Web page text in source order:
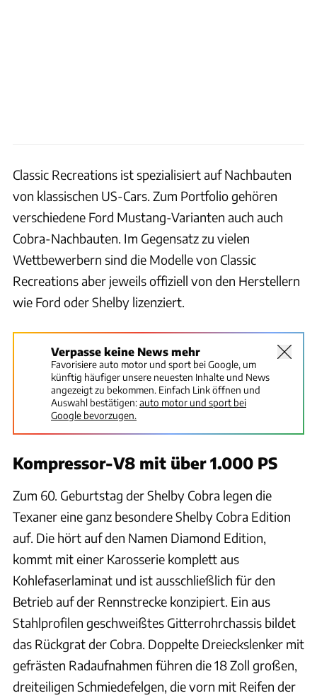
Classic Recreations ist spezialisiert auf Nachbauten
von klassischen US-Cars. Zum Portfolio gehören
verschiedene Ford Mustang-Varianten auch auch
Cobra-Nachbauten. Im Gegensatz zu vielen
Wettbewerbern sind die Modelle von Classic
Recreations aber jeweils offiziell von den Herstellern
wie Ford oder Shelby lizenziert.
Verpasse keine News mehr
Favorisiere auto motor und sport bei Google, um
künftig häufiger unsere neuesten Inhalte und News
angezeigt zu bekommen. Einfach Link öffnen und
Auswahl bestätigen:auto motor und sport bei
Google bevorzugen.
Kompressor-V8 mit über 1.000 PS
Zum 60. Geburtstag der Shelby Cobra legen die
Texaner eine ganz besondere Shelby Cobra Edition
auf. Die hört auf den Namen Diamond Edition,
kommt mit einer Karosserie komplett aus
Kohlefaserlaminat und ist ausschließlich für den
Betrieb auf der Rennstrecke konzipiert. Ein aus
Stahlprofilen geschweißtes Gitterrohrchassis bildet
das Rückgrat der Cobra. Doppelte Dreieckslenker mit
gefrästen Radaufnahmen führen die 18 Zoll großen,
dreiteiligen Schmiedefelgen, die vorn mit Reifen der